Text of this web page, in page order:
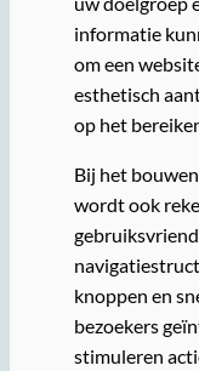
informatie
om een
esthetisch
op het
Bij het
wordt ook
knoppen en
bezoekers
stimuleren